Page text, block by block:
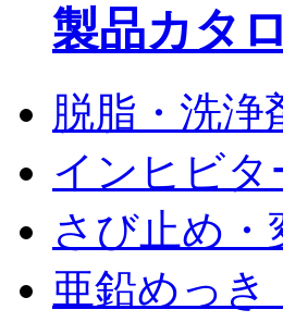
製品カタ
脱脂・洗浄
インヒビタ
さび止め・
亜鉛めっき